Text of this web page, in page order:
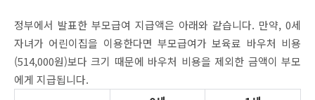
정부에서 발표한 부모급여 지급액은 아래와 같습니다. 만약, 0세
자녀가 어린이집을 이용한다면 부모급여가 보육료 바우처 비용
(514,000원)보다 크기 때문에 바우처 비용을 제외한 금액이 부모
에게 지급됩니다.